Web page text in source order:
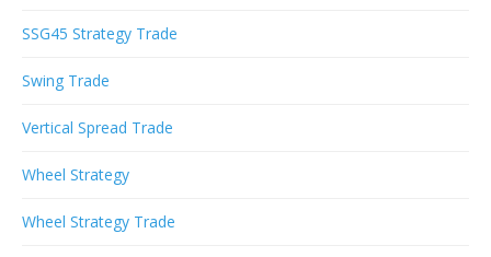
SSG45 Strategy Trade
Swing Trade
Vertical Spread Trade
Wheel Strategy
Wheel Strategy Trade